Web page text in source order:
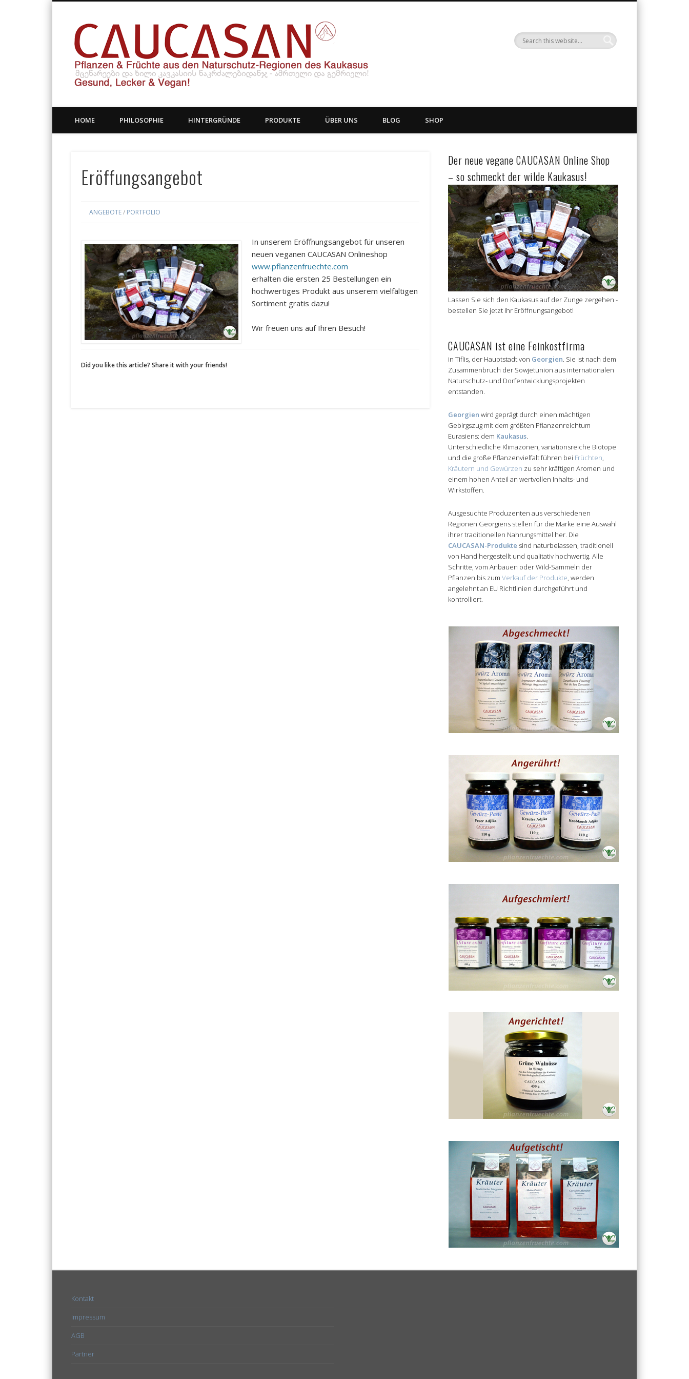
HOME PHILOSOPHIE HINTERGRÜNDE PRODUKTE ÜBER UNS BLOG SHOP
Eröffungsangebot
ANGEBOTE/ PORTFOLIO
In unserem Eröffnungsangebot für unseren
neuen veganen CAUCASAN Onlineshop
www.pflanzenfruechte.com
erhalten die ersten 25 Bestellungen ein
hochwertiges Produkt aus unserem vielfältigen
Sortiment gratis dazu!
Wir freuen uns auf Ihren Besuch!
Did you like this article? Share it with your friends!
Der neue vegane CAUCASAN Online Shop
– so schmeckt der wilde Kaukasus!
Lassen Sie sich den Kaukasus auf der Zunge zergehen -
bestellen Sie jetzt Ihr Eröffnungsangebot!
CAUCASAN ist eine Feinkostfirma
in Tiflis, der Hauptstadt von Georgien. Sie ist nach dem
Zusammenbruch der Sowjetunion aus internationalen
Naturschutz- und Dorfentwicklungsprojekten
entstanden.
Georgien wird geprägt durch einen mächtigen
Gebirgszug mit dem größten Pflanzenreichtum
Eurasiens: dem Kaukasus.
Unterschiedliche Klimazonen, variationsreiche Biotope
und die große Pflanzenvielfalt führen bei Früchten,
Kräutern und Gewürzen zu sehr kräftigen Aromen und
einem hohen Anteil an wertvollen Inhalts- und
Wirkstoffen.
Ausgesuchte Produzenten aus verschiedenen
Regionen Georgiens stellen für die Marke eine Auswahl
ihrer traditionellen Nahrungsmittel her. Die
CAUCASAN-Produkte sind naturbelassen, traditionell
von Hand hergestellt und qualitativ hochwertig. Alle
Schritte, vom Anbauen oder Wild-Sammeln der
Pflanzen bis zumVerkauf der Produkte, werden
angelehnt an EU Richtlinien durchgeführt und
kontrolliert.
Kontakt
Impressum
AGB
Partner